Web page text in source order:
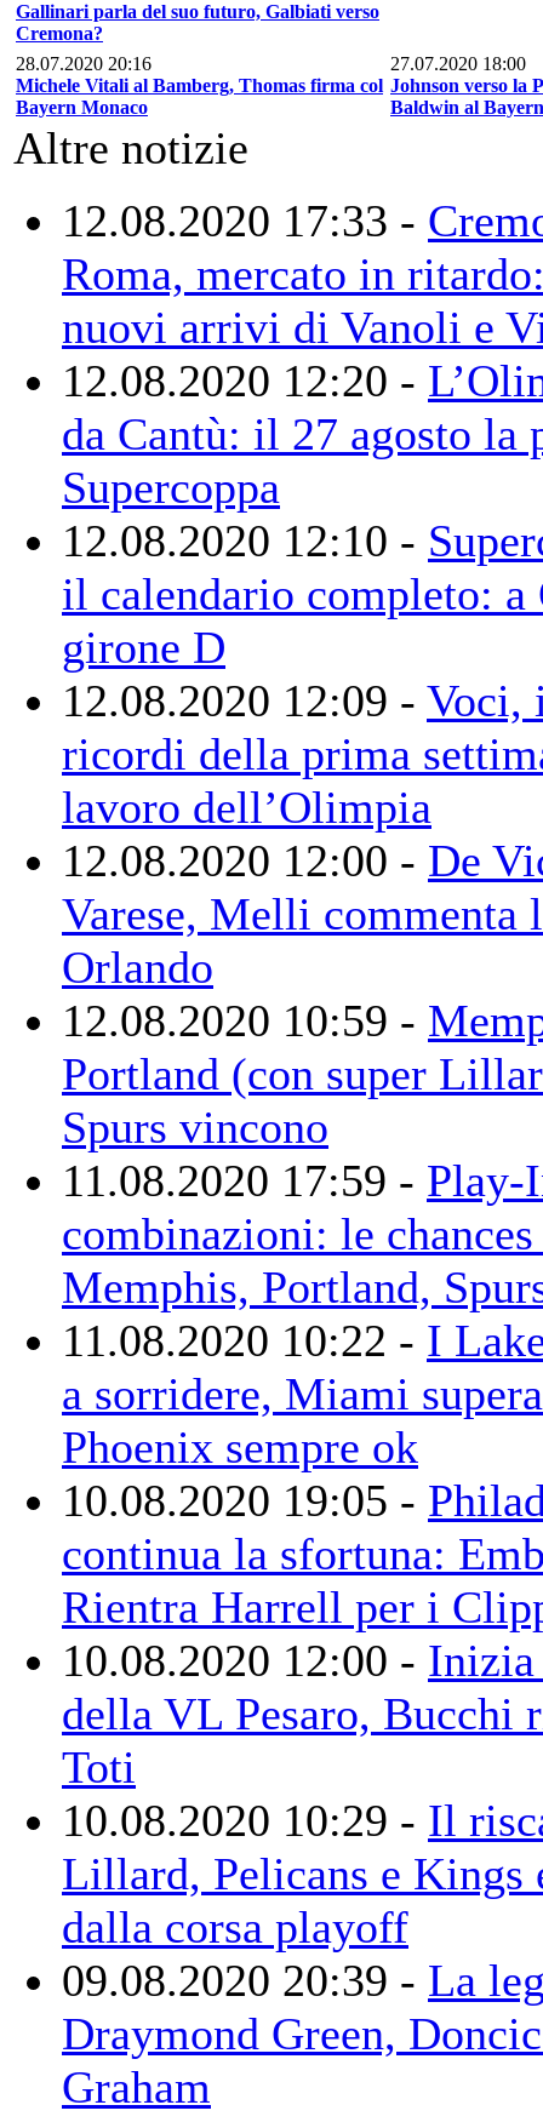
Gallinari parla del suo futuro, Galbiati verso
Cremona?
28.07.2020 20:16
Michele Vitali al Bamberg, Thomas firma col
Bayern Monaco
27.07.2020 18:00
Johnson verso la
Baldwin al
Altre notizie
12.08.2020 17:33 -
Roma, mercato in
nuovi arrivi di Vanoli e
12.08.2020 12:20 -
da Cantù: il 27 agosto la
Supercoppa
12.08.2020 12:10 -
il calendario completo:
girone D
12.08.2020 12:09 - Voci,
ricordi della prima
lavoro dell’Olimpia
12.08.2020 12:00 - De
Varese, Melli
Orlando
12.08.2020 10:59 -
Portland (con super
Spurs vincono
11.08.2020 17:59 - Play-
combinazioni: le
Memphis, Portland,
11.08.2020 10:22 - I
a sorridere, Miami
Phoenix sempre ok
10.08.2020 19:05 -
continua la sfortuna:
Rientra Harrell per i
10.08.2020 12:00 - Inizia
della VL Pesaro, Bucchi
Toti
10.08.2020 10:29 - Il
Lillard, Pelicans e Kings
dalla corsa playoff
09.08.2020 20:39 - La
Draymond Green,
Graham